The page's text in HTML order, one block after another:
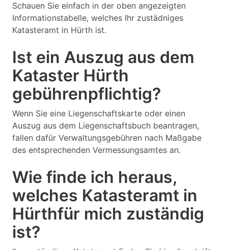
Schauen Sie einfach in der oben angezeigten
Informationstabelle, welches Ihr zustädniges
Katasteramt in Hürth ist.
Ist ein Auszug aus dem
Kataster Hürth
gebührenpflichtig?
Wenn Sie eine Liegenschaftskarte oder einen
Auszug aus dem Liegenschaftsbuch beantragen,
fallen dafür Verwaltungsgebühren nach Maßgabe
des entsprechenden Vermessungsamtes an.
Wie finde ich heraus,
welches Katasteramt in
Hürthfür mich zuständig
ist?